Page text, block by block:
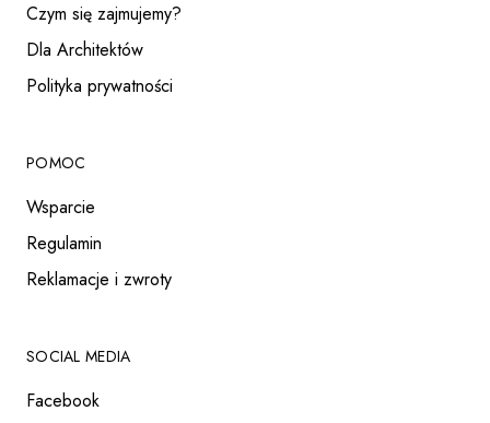
Czym się zajmujemy?
Dla Architektów
Polityka prywatności
POMOC
Wsparcie
Regulamin
Reklamacje i zwroty
SOCIAL MEDIA
Facebook